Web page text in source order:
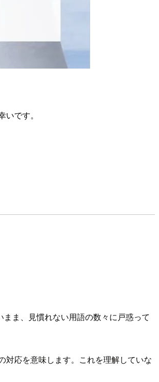
です。
ま、見慣れない用語の数々に戸惑って
対応を意味します。これを理解していな